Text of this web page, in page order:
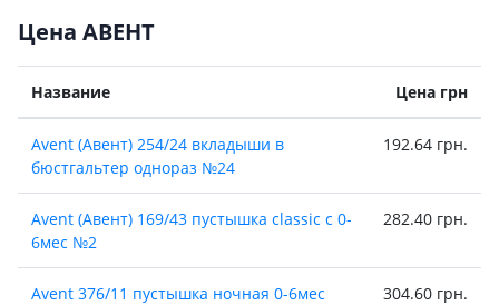
Цена АВЕНТ
Название Цена грн
Avent (Авент) 254/24 вкладыши в
бюстгальтер однораз №24
192.64 грн.
Avent (Авент) 169/43 пустышка classic с 0-
6мес №2
282.40 грн.
Avent 376/11 пустышка ночная 0-6мес
304.60 грн.